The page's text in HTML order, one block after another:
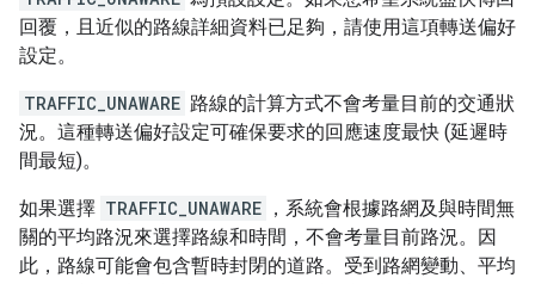
回覆，且近似的路線詳細資料已足夠，請使用這項轉送偏好
設定。
TRAFFIC_UNAWARE 路線的計算方式不會考量目前的交通狀
況。這種轉送偏好設定可確保要求的回應速度最快 (延遲時
間最短)。
如果選擇 TRAFFIC_UNAWARE ，系統會根據路網及與時間無
關的平均路況來選擇路線和時間，不會考量目前路況。因
此，路線可能會包含暫時封閉的道路。受到路網變動、平均